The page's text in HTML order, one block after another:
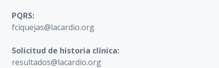
PQRS:
fciquejas@lacardio.org
Solicitud de historia clínica:
resultados@lacardio.org